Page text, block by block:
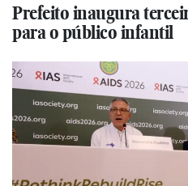
Prefeito inaugura
para o público infantil